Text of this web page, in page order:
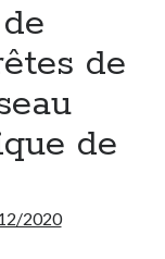
de
de
2020